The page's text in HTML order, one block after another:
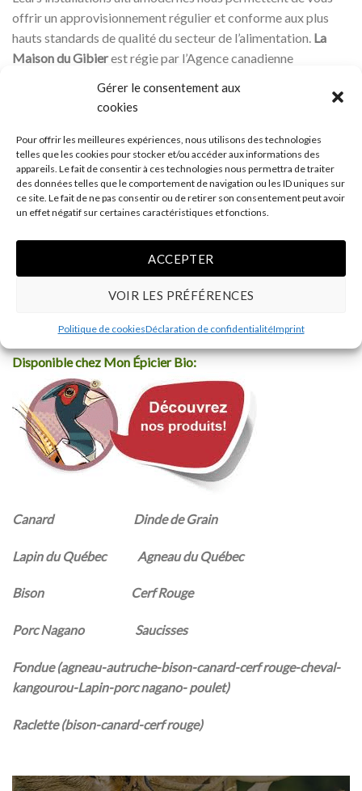
Gérer le consentement aux
cookies
Pour offrir les meilleures expériences, nous utilisons des technologies
telles que les cookies pour stocker et/ou accéder aux informations des
appareils. Le fait de consentir à ces technologies nous permettra de traiter
des données telles que le comportement de navigation ou les ID uniques sur
ce site. Le fait de ne pas consentir ou de retirer son consentement peut avoir
un effet négatif sur certaines caractéristiques et fonctions.
ACCEPTER
VOIR LES PRÉFÉRENCES
Politique de cookiesDéclaration de confidentialitéImprint
offrir un approvisionnement régulier et conforme aux plus
hauts standards de qualité du secteur de l’alimentation. La
Maison du Gibierest régie par l’Agence canadienne
Ne visant rien de mieux que l’excellence,La Maison du
Gibiersaura plaire aux plus raffinés et aux gens qui sont à la
recherche d’expériences gustatives.
La Maison du Gibierperpétue une belle tradition familiale et
Alors, n’attendez plus et venez déguster nos produits de
Disponible chez Mon Épicier Bio:
Canard Dinde de Grain
Lapin du Québec Agneau du Québec
Bison Cerf Rouge
Porc Nagano Saucisses
Fondue (agneau-autruche-bison-canard-cerf rouge-cheval-
kangourou-Lapin-porc nagano- poulet)
Raclette (bison-canard-cerf rouge)